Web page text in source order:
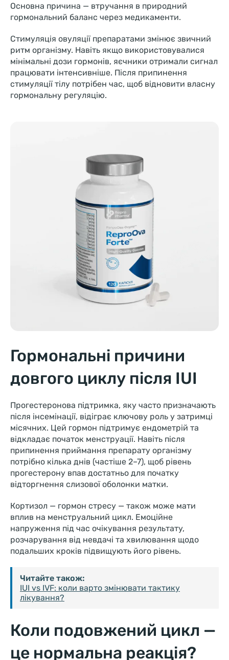
Основна причина — втручання в природний
гормональний баланс через медикаменти.
Стимуляція овуляції препаратами змінює звичний
ритм організму. Навіть якщо використовувалися
мінімальні дози гормонів, яєчники отримали сигнал
працювати інтенсивніше. Після припинення
стимуляції тілу потрібен час, щоб відновити власну
гормональну регуляцію.
Гормональні причини
довгого циклу після IUI
Прогестеронова підтримка, яку часто призначають
після інсемінації, відіграє ключову роль у затримці
місячних. Цей гормон підтримує ендометрій та
відкладає початок менструації. Навіть після
припинення приймання препарату організму
потрібно кілька днів (частіше 2–7), щоб рівень
прогестерону впав достатньо для початку
відторгнення слизової оболонки матки.
Кортизол — гормон стресу — також може мати
вплив на менструальний цикл. Емоційне
напруження під час очікування результату,
розчарування від невдачі та хвилювання щодо
подальших кроків підвищують його рівень.
Читайте також:
IUI vs IVF: коли варто змінювати тактику
лікування?
Коли подовжений цикл —
це нормальна реакція?